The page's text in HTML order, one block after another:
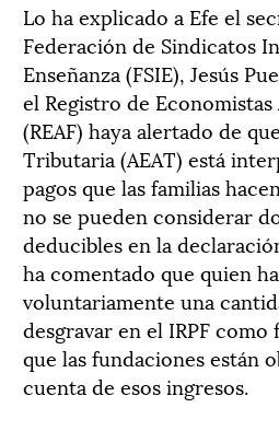
Lo ha explicado a Efe el
Federación de Sindicatos
Enseñanza (FSIE), Jesús
el Registro de Economistas
(REAF) haya alertado de
Tributaria (AEAT) está
pagos que las familias
no se pueden considerar
deducibles en la
ha comentado que quien
voluntariamente una
desgravar en el IRPF
que las fundaciones están
cuenta de esos ingresos.